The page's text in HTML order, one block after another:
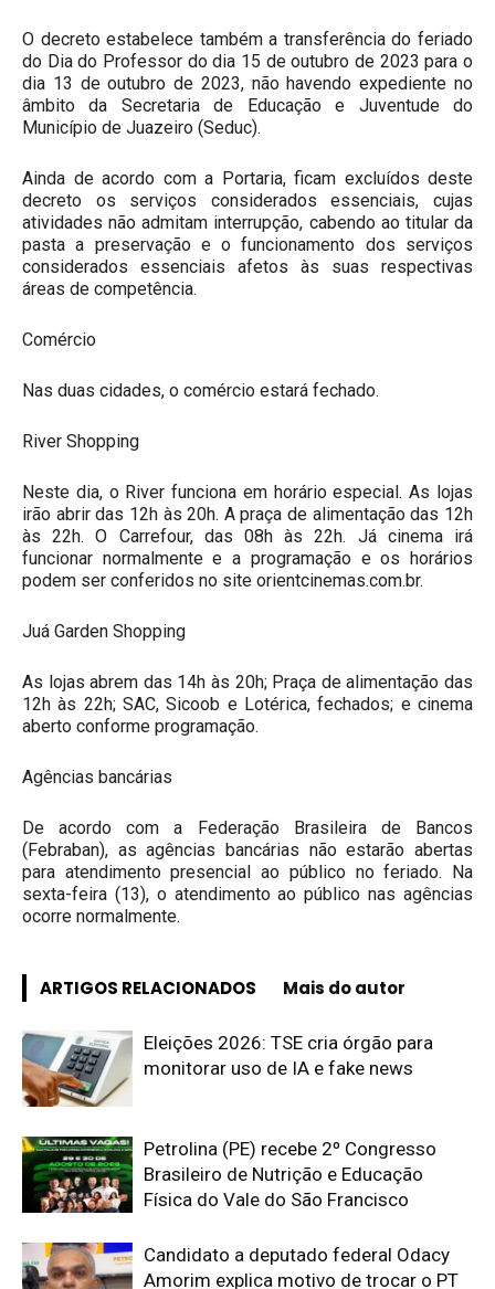
O decreto estabelece também a transferência do feriado
do Dia do Professor do dia 15 de outubro de 2023 para o
dia 13 de outubro de 2023, não havendo expediente no
âmbito da Secretaria de Educação e Juventude do
Município de Juazeiro (Seduc).
Ainda de acordo com a Portaria, ficam excluídos deste
decreto os serviços considerados essenciais, cujas
atividades não admitam interrupção, cabendo ao titular da
pasta a preservação e o funcionamento dos serviços
considerados essenciais afetos às suas respectivas
áreas de competência.
Comércio
Nas duas cidades, o comércio estará fechado.
River Shopping
Neste dia, o River funciona em horário especial. As lojas
irão abrir das 12h às 20h. A praça de alimentação das 12h
às 22h. O Carrefour, das 08h às 22h. Já cinema irá
funcionar normalmente e a programação e os horários
podem ser conferidos no site orientcinemas.com.br.
Juá Garden Shopping
As lojas abrem das 14h às 20h; Praça de alimentação das
12h às 22h; SAC, Sicoob e Lotérica, fechados; e cinema
aberto conforme programação.
Agências bancárias
De acordo com a Federação Brasileira de Bancos
(Febraban), as agências bancárias não estarão abertas
para atendimento presencial ao público no feriado. Na
sexta-feira (13), o atendimento ao público nas agências
ocorre normalmente.
ARTIGOS RELACIONADOS Mais do autor
Eleições 2026: TSE cria órgão para
monitorar uso de IA e fake news
Petrolina (PE) recebe 2º Congresso
Brasileiro de Nutrição e Educação
Física do Vale do São Francisco
Candidato a deputado federal Odacy
Amorim explica motivo de trocar o PT